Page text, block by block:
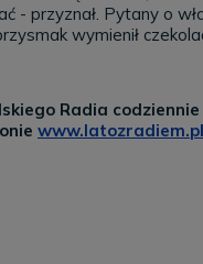
- przyznał. Pytany o
wymienił
Radia
www.latozradiem.pl